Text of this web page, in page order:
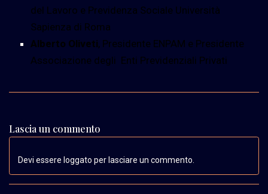
del Lavoro e Previdenza Sociale Università
Sapienza di Roma
Alberto Oliveti, Presidente ENPAM e Presidente
Associazione degli Enti Previdenziali Privati
Lascia un commento
Devi essere loggato per lasciare un commento.